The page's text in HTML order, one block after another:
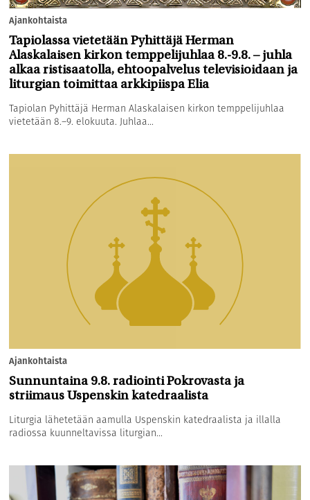
Ajankohtaista
Tapiolassa vietetään Pyhittäjä Herman
Alaskalaisen kirkon temppelijuhlaa 8.-9.8. – juhla
alkaa ristisaatolla, ehtoopalvelus televisioidaan ja
liturgian toimittaa arkkipiispa Elia
Tapiolan Pyhittäjä Herman Alaskalaisen kirkon temppelijuhlaa
vietetään 8.–9. elokuuta. Juhlaa...
Ajankohtaista
Sunnuntaina 9.8. radiointi Pokrovasta ja
striimaus Uspenskin katedraalista
Liturgia lähetetään aamulla Uspenskin katedraalista ja illalla
radiossa kuunneltavissa liturgian...